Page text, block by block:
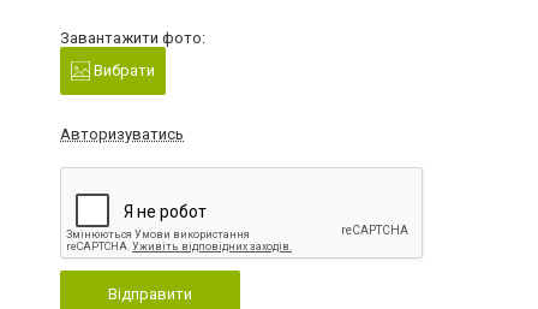
Завантажити фото:
Вибрати
Авторизуватись
Відправити